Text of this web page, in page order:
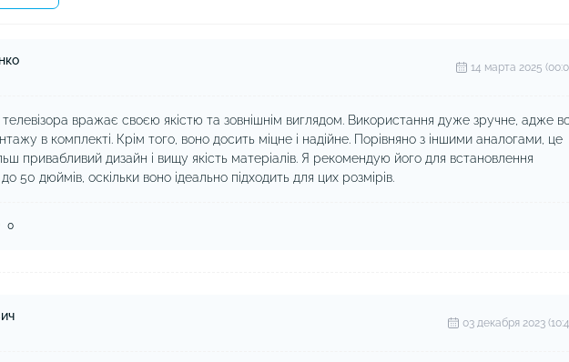
14 марта 2025
телевізора вражає своєю якістю та зовнішнім виглядом. Використання дуже зручне, адже
в комплекті. Крім того, воно досить міцне і надійне. Порівняно з іншими аналогами, це
привабливий дизайн і вищу якість матеріалів. Я рекомендую його для встановлення
50 дюймів, оскільки воно ідеально підходить для цих розмірів.
0
03 декабря 2023